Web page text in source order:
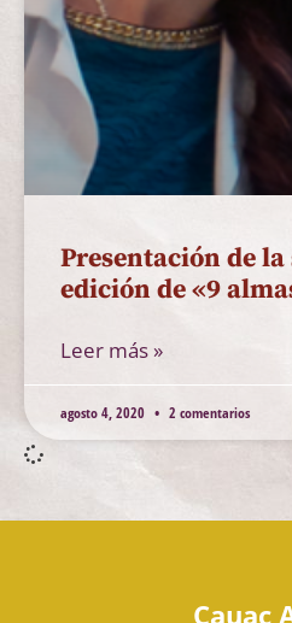
Presentación de la
edición de «9
Leer más »
agosto 4, 2020 2 comentarios
Cauac